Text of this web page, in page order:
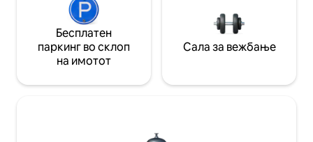
Бесплатен
паркинг во склоп
на имотот
Сала за вежбање